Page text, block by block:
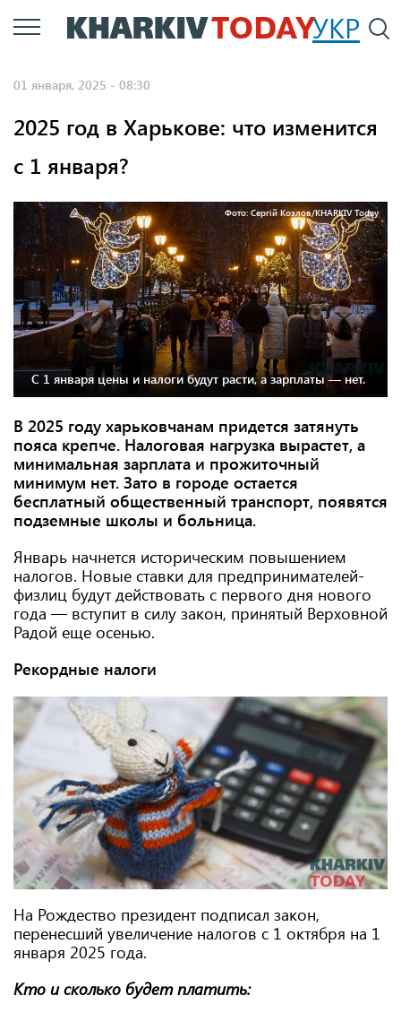
Перейти
к
УКР
01 января, 2025 - 08:30
2025 год в Харькове: что изменится
с 1 января?
Фото: Сергій Козлов/KHARKIV Today
С 1 января цены и налоги будут расти, а зарплаты — нет.
В 2025 году харьковчанам придется затянуть
пояса крепче. Налоговая нагрузка вырастет, а
минимальная зарплата и прожиточный
минимум нет. Зато в городе остается
бесплатный общественный транспорт, появятся
подземные школы и больница.
Январь начнется историческим повышением
налогов. Новые ставки для предпринимателей-
физлиц будут действовать с первого дня нового
года — вступит в силу закон, принятый Верховной
Радой еще осенью.
Рекордные налоги
На Рождество президент подписал закон,
перенесший увеличение налогов с 1 октября на 1
января 2025 года.
Кто и сколько будет платить: